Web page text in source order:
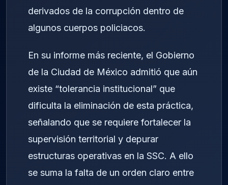
derivados de la corrupción dentro de
algunos cuerpos policiacos.
En su informe más reciente, el Gobierno
de la Ciudad de México admitió que aún
existe “tolerancia institucional” que
dificulta la eliminación de esta práctica,
señalando que se requiere fortalecer la
supervisión territorial y depurar
estructuras operativas en la SSC. A ello
se suma la falta de un orden claro entre